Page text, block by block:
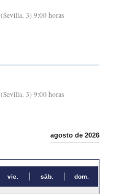
3) 9:00 horas
3) 9:00 horas
agosto de 2026
vie. sáb. dom.